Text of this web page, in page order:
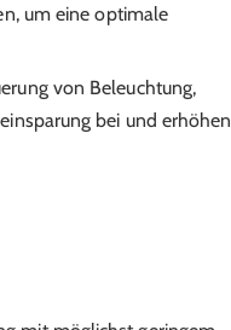
um eine optimale
von Beleuchtung,
bei und erhöhen